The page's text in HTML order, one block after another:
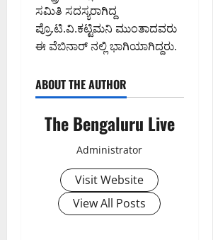
ಸಮಿತಿ ಸದಸ್ಯರಾಗಿದ್ದ
ಪ್ರೊ.ಟಿ.ವಿ.ಕಟ್ಟಿಮನಿ ಮುಂತಾದವರು
ಈ ವೆಬಿನಾರ್ ನಲ್ಲಿ ಭಾಗಿಯಾಗಿದ್ದರು.
ABOUT THE AUTHOR
The Bengaluru Live
Administrator
Visit Website
View All Posts